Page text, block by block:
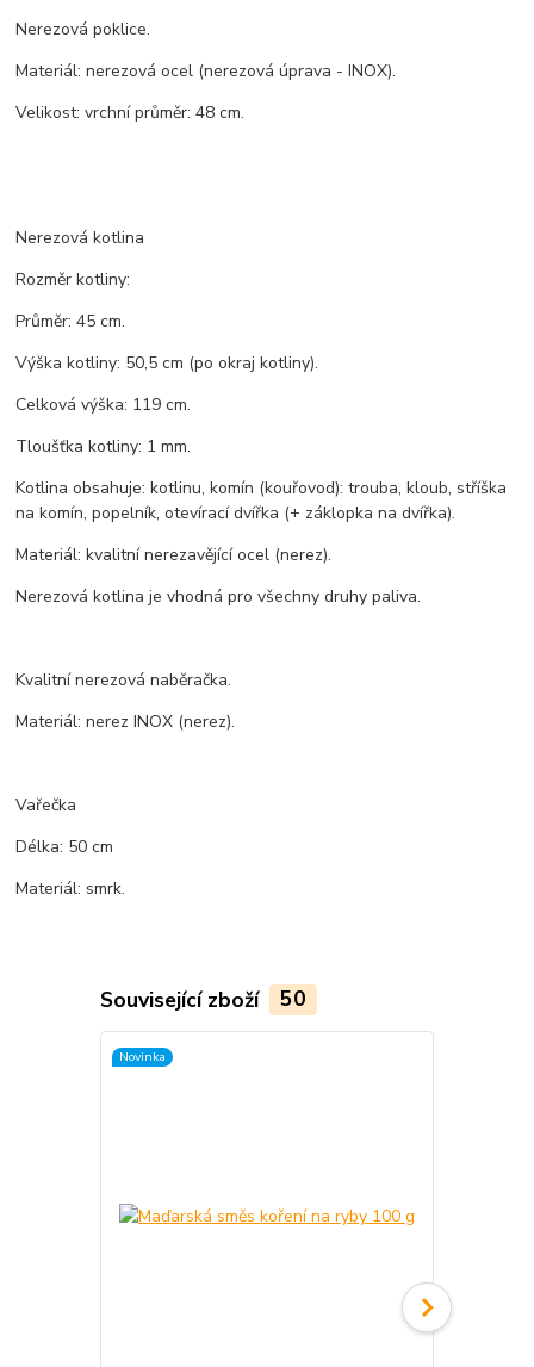
Nerezová poklice.
Materiál: nerezová ocel (nerezová úprava - INOX).
Velikost: vrchní průměr: 48 cm.
Nerezová kotlina
Rozměr kotliny:
Průměr: 45 cm.
Výška kotliny: 50,5 cm (po okraj kotliny).
Celková výška: 119 cm.
Tloušťka kotliny: 1 mm.
Kotlina obsahuje: kotlinu, komín (kouřovod): trouba, kloub, stříška
na komín, popelník, otevírací dvířka (+ záklopka na dvířka).
Materiál: kvalitní nerezavějící ocel (nerez).
Nerezová kotlina je vhodná pro všechny druhy paliva.
Kvalitní nerezová naběračka.
Materiál: nerez INOX (nerez).
Vařečka
Délka: 50 cm
Materiál: smrk.
Související zboží 50
Novinka